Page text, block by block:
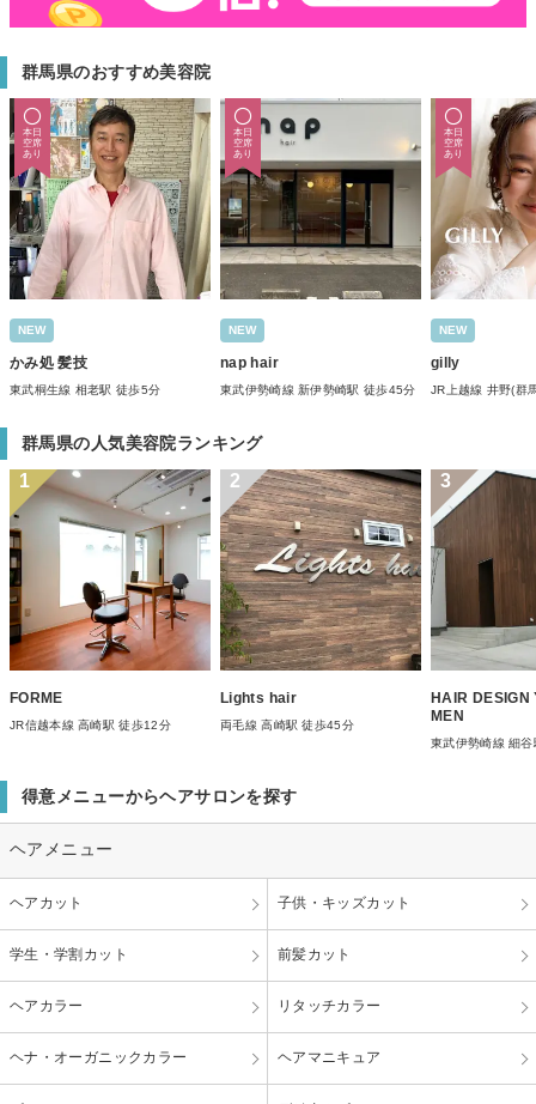
群馬県のおすすめ美容院
本日
空席
あり
NEW
かみ処 髪技
東武桐生線 相老駅 徒歩5分
本日
空席
あり
NEW
nap hair
東武伊勢崎線 新伊勢崎駅 徒歩45分
本日
空席
あり
NEW
gilly
JR上越線 井野(群
群馬県の人気美容院ランキング
1
FORME
JR信越本線 高崎駅 徒歩12分
2
Lights hair
両毛線 高崎駅 徒歩45分
3
HAIR DESIGN
MEN
東武伊勢崎線 細
得意メニューからヘアサロンを探す
ヘアメニュー
ヘアカット 子供・キッズカット
学生・学割カット 前髪カット
ヘアカラー リタッチカラー
ヘナ・オーガニックカラー ヘアマニキュア